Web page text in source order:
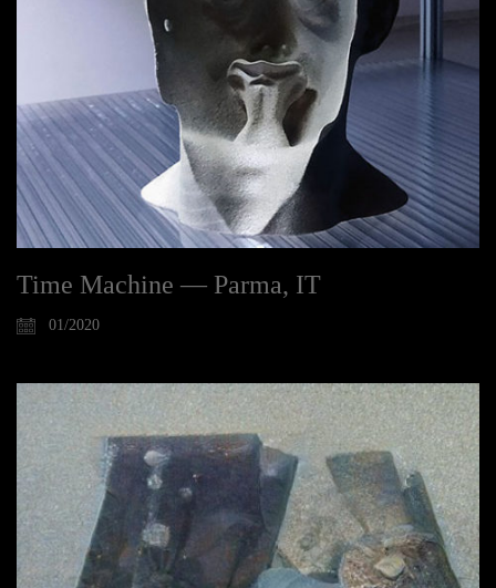
Time Machine — Parma, IT
01/2020